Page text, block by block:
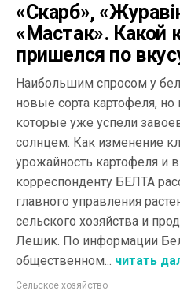
«Скарб»,
«Мастак». Какой
пришелся по
Наибольшим спросом у
новые сорта картофеля, но
которые уже успели
солнцем. Как изменение
урожайность картофеля и
корреспонденту БЕЛТА
главного управления
сельского хозяйства и
Лешик. По информации
общественном... читать
Сельское хозяйство